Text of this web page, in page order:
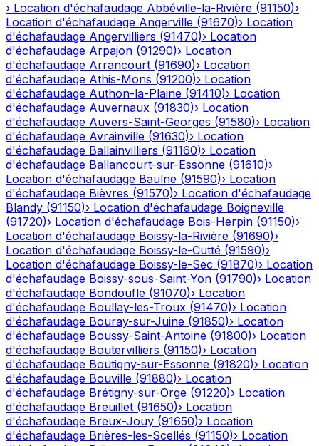
› Location d'échafaudage Abbéville-la-Rivière (91150)›
Location d'échafaudage Angerville (91670)› Location
d'échafaudage Angervilliers (91470)› Location
d'échafaudage Arpajon (91290)› Location
d'échafaudage Arrancourt (91690)› Location
d'échafaudage Athis-Mons (91200)› Location
d'échafaudage Authon-la-Plaine (91410)› Location
d'échafaudage Auvernaux (91830)› Location
d'échafaudage Auvers-Saint-Georges (91580)› Location
d'échafaudage Avrainville (91630)› Location
d'échafaudage Ballainvilliers (91160)› Location
d'échafaudage Ballancourt-sur-Essonne (91610)›
Location d'échafaudage Baulne (91590)› Location
d'échafaudage Bièvres (91570)› Location d'échafaudage
Blandy (91150)› Location d'échafaudage Boigneville
(91720)› Location d'échafaudage Bois-Herpin (91150)›
Location d'échafaudage Boissy-la-Rivière (91690)›
Location d'échafaudage Boissy-le-Cutté (91590)›
Location d'échafaudage Boissy-le-Sec (91870)› Location
d'échafaudage Boissy-sous-Saint-Yon (91790)› Location
d'échafaudage Bondoufle (91070)› Location
d'échafaudage Boullay-les-Troux (91470)› Location
d'échafaudage Bouray-sur-Juine (91850)› Location
d'échafaudage Boussy-Saint-Antoine (91800)› Location
d'échafaudage Boutervilliers (91150)› Location
d'échafaudage Boutigny-sur-Essonne (91820)› Location
d'échafaudage Bouville (91880)› Location
d'échafaudage Brétigny-sur-Orge (91220)› Location
d'échafaudage Breuillet (91650)› Location
d'échafaudage Breux-Jouy (91650)› Location
d'échafaudage Brières-les-Scellés (91150)› Location